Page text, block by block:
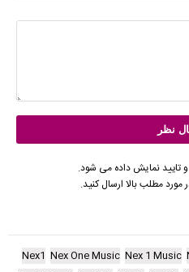
تایید نمایش داده می شود.
مطلب بالا ارسال کنید.
Nex 1 Music
Nex One Music
Nex1